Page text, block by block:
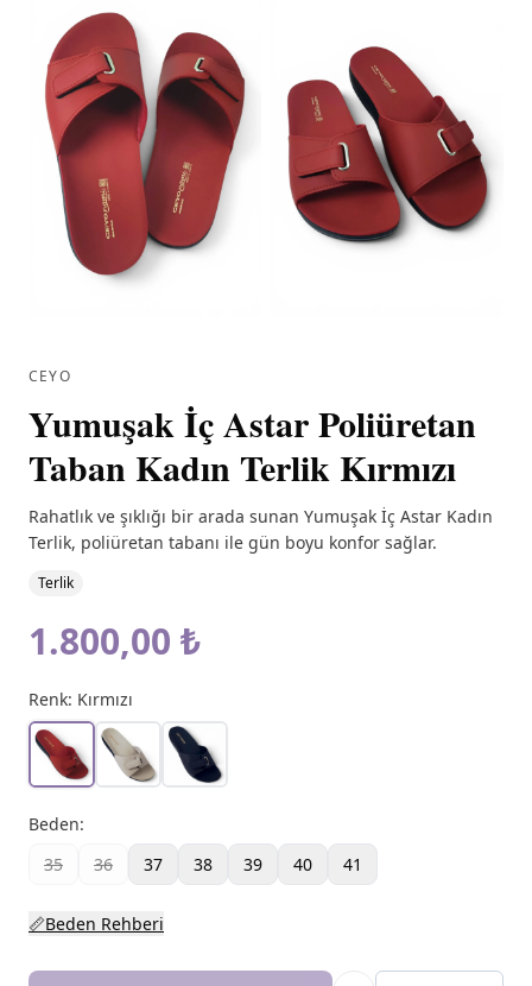
CEYO
Yumuşak İç Astar Poliüretan
Taban Kadın Terlik Kırmızı
Rahatlık ve şıklığı bir arada sunan Yumuşak İç Astar Kadın
Terlik, poliüretan tabanı ile gün boyu konfor sağlar.
Terlik
1.800,00 ₺
Renk: Kırmızı
Beden:
35
36 37 38 39 40 41
📏Beden Rehberi